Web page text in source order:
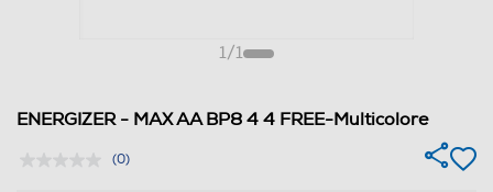
1/1
ENERGIZER - MAX AA BP8 4 4 FREE-Multicolore
(0)